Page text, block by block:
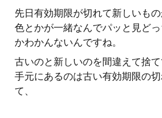
先日有効期限が切れて新しいもの
色とかが一緒なんでパッと見ど
かわかんないんですね。
古いのと新しいのを間違えて捨
手元にあるのは古い有効期限の
て、